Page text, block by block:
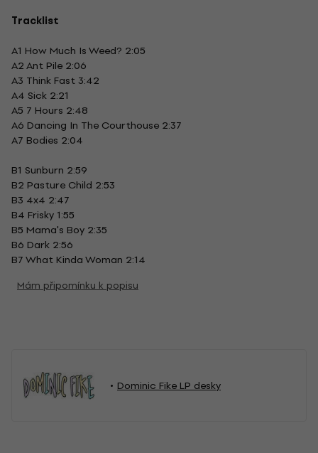
Tracklist
A1 How Much Is Weed? 2:05
A2 Ant Pile 2:06
A3 Think Fast 3:42
A4 Sick 2:21
A5 7 Hours 2:48
A6 Dancing In The Courthouse 2:37
A7 Bodies 2:04
B1 Sunburn 2:59
B2 Pasture Child 2:53
B3 4x4 2:47
B4 Frisky 1:55
B5 Mama's Boy 2:35
B6 Dark 2:56
B7 What Kinda Woman 2:14
Mám připomínku k popisu
Dominic Fike LP desky